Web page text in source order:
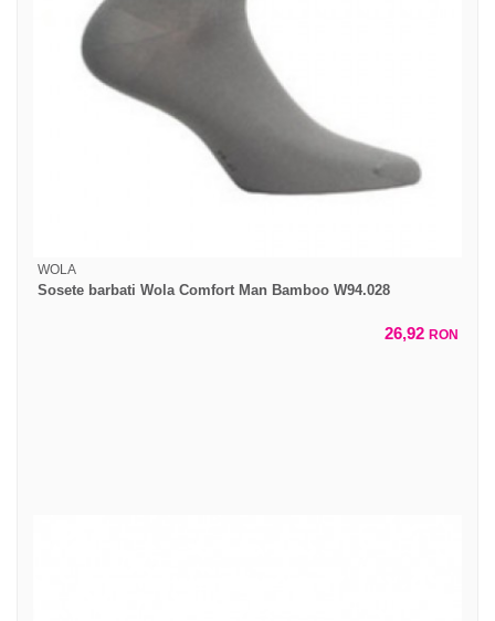
WOLA
Sosete barbati Wola Comfort Man Bamboo W94.028
26,92 RON